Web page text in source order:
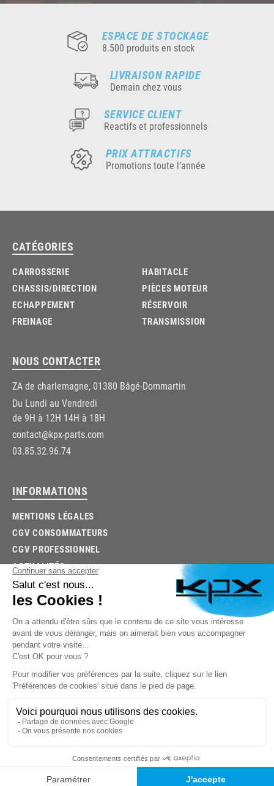
ESPACE DE STOCKAGE
8.500 produits en stock
LIVRAISON RAPIDE
Demain chez vous
SERVICE CLIENT
Reactifs et professionnels
PRIX ATTRACTIFS
Promotions toute l’année
03.85.32.96.74
© 2026 -KPX PARTS- SITE CRÉÉ PARLET'S CLIC
CATÉGORIES
CARROSSERIE
CHASSIS/DIRECTION
ECHAPPEMENT
FREINAGE
HABITACLE
PIÈCES MOTEUR
RÉSERVOIR
TRANSMISSION
NOUS CONTACTER
ZA de charlemagne, 01380 Bâgé-Dommartin
Du Lundi au Vendredi
de 9H à 12H 14H à 18H
contact@kpx-parts.com
03.85.32.96.74
INFORMATIONS
MENTIONS LÉGALES
CGV CONSOMMATEURS
CGV PROFESSIONNEL
ACTUALITÉS
TROUVEZ LA BONNE PIÈCE RAPIDEMENT
03.85.32.96.74